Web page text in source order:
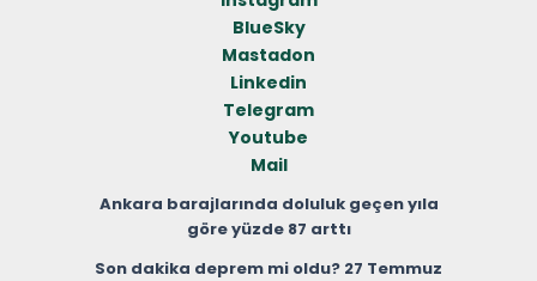
BlueSky
Mastadon
Linkedin
Telegram
Youtube
Mail
Ankara barajlarında doluluk geçen yıla
göre yüzde 87 arttı
Son dakika deprem mi oldu? 27 Temmuz